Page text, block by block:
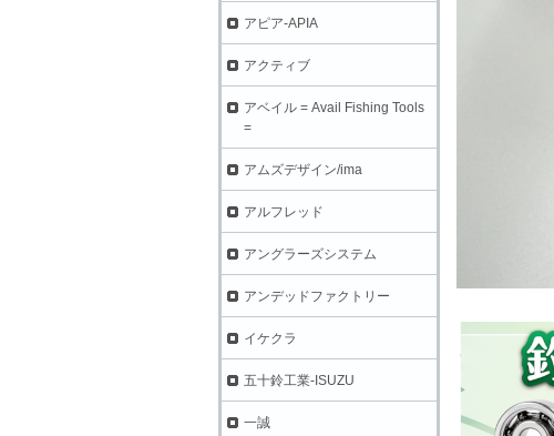
アピア-APIA
アクティブ
アベイル = Avail Fishing Tools
=
アムズデザイン/ima
アルフレッド
アングラーズシステム
アンデッドファクトリー
イケクラ
五十鈴工業-ISUZU
一誠